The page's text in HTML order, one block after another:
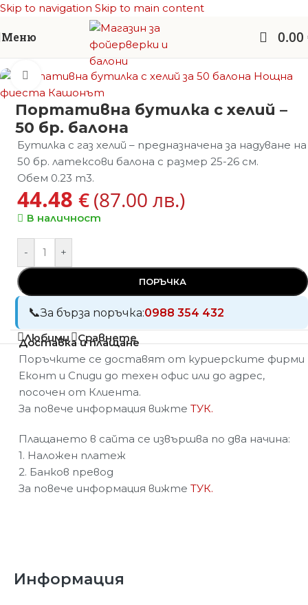
Skip to navigation Skip to main content
Меню 0.00
Балони латекс / Аксесоари за балони
Увеличи
Портативна бутилка с хелий –
50 бр. балона
Бутилка с газ хелий – предназначена за надуване на
50 бр. латексови балона с размер 25-26 см.
Обем 0.23 m3.
44.48 €(87.00 лв.)
В наличност
- +
ПОРЪЧКА
За бърза поръчка:0988 354 432
Любими
Сравнете
Доставка и плащане
Поръчките се доставят от куриерските фирми
Еконт и Спиди до техен офис или до адрес,
посочен от Клиента.
За повече информация вижте ТУК.
Плащането в сайта се извършва по два начина:
1. Наложен платеж
2. Банков превод
За повече информация вижте ТУК.
Информация